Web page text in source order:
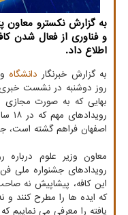
به گزارش نكسترو معاون
و فناوری از فعال شدن
اطلاع داد.
به گزارش خبرنگار دانشگاه
روز دوشنبه در نشست
بهایی که به صورت مجازی
اصفهان فراهم گشته است،
معاون وزیر علوم درباره
رویدادهای جشنواره ملی
این کافه، پیشاپیش نه
که ایده ها را مطرح کنند
یافته را معرفی می نماییم